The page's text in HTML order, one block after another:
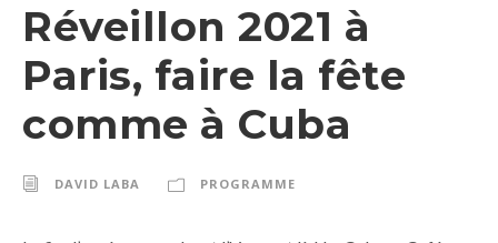
Réveillon 2021 à
Paris, faire la fête
comme à Cuba
DAVID LABA PROGRAMME